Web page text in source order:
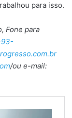
para isso.
Fone para
/ou e-mail: